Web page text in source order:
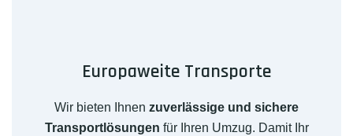
Europaweite Transporte
Wir bieten Ihnen zuverlässige und sichere
Transportlösungen für Ihren Umzug. Damit Ihr